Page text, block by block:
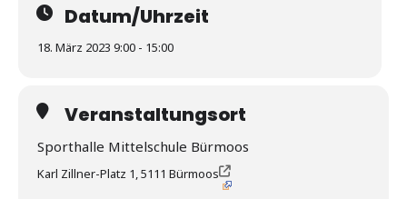
Datum/Uhrzeit
18. März 2023 9:00 - 15:00
Veranstaltungsort
Sporthalle Mittelschule Bürmoos
Karl Zillner-Platz 1, 5111 Bürmoos